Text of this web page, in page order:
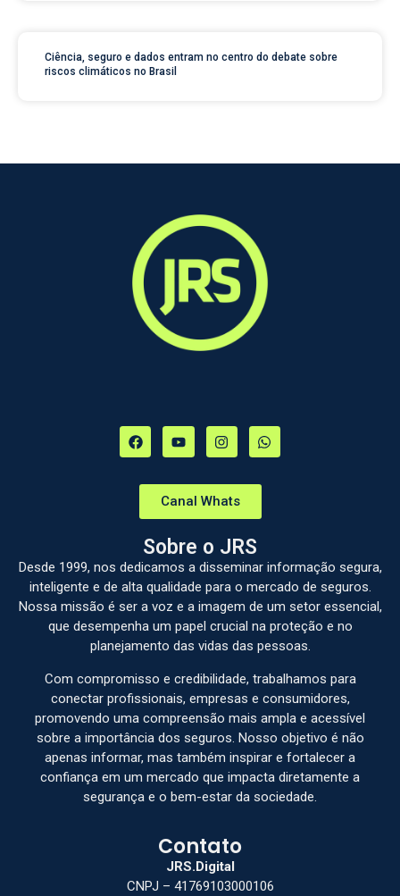
Ciência, seguro e dados entram no centro do debate sobre
riscos climáticos no Brasil
Canal Whats
Sobre o JRS
Desde 1999, nos dedicamos a disseminar informação segura,
inteligente e de alta qualidade para o mercado de seguros.
Nossa missão é ser a voz e a imagem de um setor essencial,
que desempenha um papel crucial na proteção e no
planejamento das vidas das pessoas.
Com compromisso e credibilidade, trabalhamos para
conectar profissionais, empresas e consumidores,
promovendo uma compreensão mais ampla e acessível
sobre a importância dos seguros. Nosso objetivo é não
apenas informar, mas também inspirar e fortalecer a
confiança em um mercado que impacta diretamente a
segurança e o bem-estar da sociedade.
Contato
JRS.Digital
CNPJ – 41769103000106